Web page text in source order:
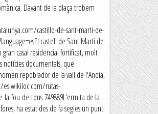
Davant de la plaça trobem
castillo-de-sant-marti-de-
castell de Sant Martí de
gran casal residencial fortificat, molt
notícies documentals, que
repoblador de la vall de l'Anoia,
es.wikiloc.com/rutas-
la-fou-de-tous-749889L'ermita de la
ha estat des de fa segles un punt